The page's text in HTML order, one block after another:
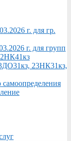
г. для гр.
г. для групп
23НК31кз,